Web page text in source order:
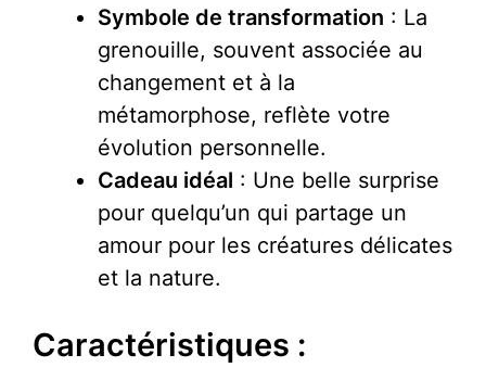
Symbole de transformation : La
grenouille, souvent associée au
changement et à la
métamorphose, reflète votre
évolution personnelle.
Cadeau idéal : Une belle surprise
pour quelqu’un qui partage un
amour pour les créatures délicates
et la nature.
Caractéristiques :